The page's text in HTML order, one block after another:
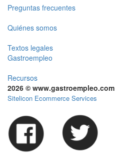
Preguntas frecuentes
Quiénes somos
Textos legales
Gastroempleo
Recursos
2026 © www.gastroempleo.com
Sitelicon Ecommerce Services